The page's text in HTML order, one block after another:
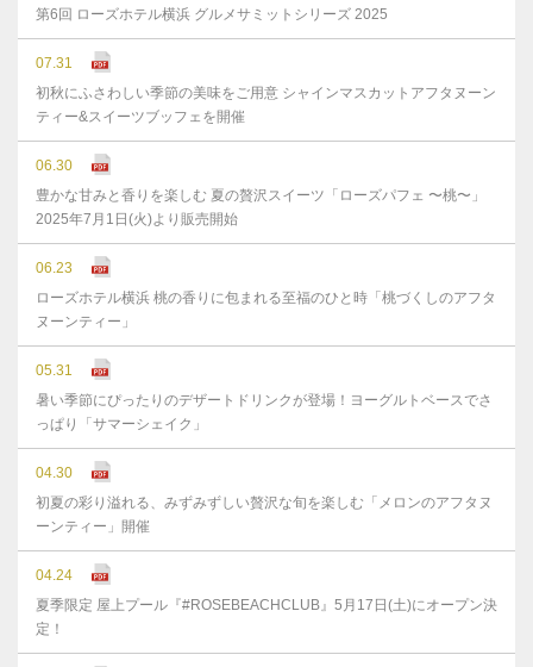
第6回 ローズホテル横浜 グルメサミットシリーズ 2025
07.31
初秋にふさわしい季節の美味をご用意 シャインマスカットアフタヌーン
ティー&スイーツブッフェを開催
06.30
豊かな⽢みと⾹りを楽しむ 夏の贅沢スイーツ「ローズパフェ 〜桃〜」
2025年7⽉1⽇(⽕)より販売開始
06.23
ローズホテル横浜 桃の香りに包まれる至福のひと時「桃づくしのアフタ
ヌーンティー」
05.31
暑い季節にぴったりのデザートドリンクが登場！ヨーグルトベースでさ
っぱり「サマーシェイク」
04.30
初夏の彩り溢れる、みずみずしい贅沢な旬を楽しむ「メロンのアフタヌ
ーンティー」開催
04.24
夏季限定 屋上プール『#ROSEBEACHCLUB』5月17日(土)にオープン決
定！